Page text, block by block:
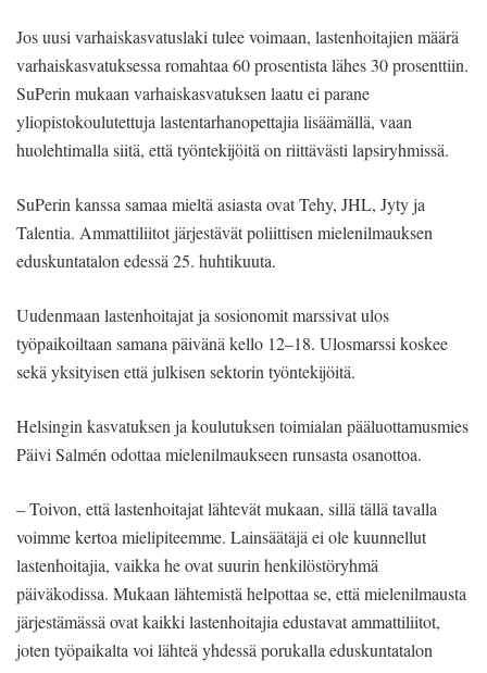
Jos uusi varhaiskasvatuslaki tulee voimaan, lastenhoitajien määrä
varhaiskasvatuksessa romahtaa 60 prosentista lähes 30 prosenttiin.
SuPerin mukaan varhaiskasvatuksen laatu ei parane
yliopistokoulutettuja lastentarhanopettajia lisäämällä, vaan
huolehtimalla siitä, että työntekijöitä on riittävästi lapsiryhmissä.
SuPerin kanssa samaa mieltä asiasta ovat Tehy, JHL, Jyty ja
Talentia. Ammattiliitot järjestävät poliittisen mielenilmauksen
eduskuntatalon edessä 25. huhtikuuta.
Uudenmaan lastenhoitajat ja sosionomit marssivat ulos
työpaikoiltaan samana päivänä kello 12–18. Ulosmarssi koskee
sekä yksityisen että julkisen sektorin työntekijöitä.
Helsingin kasvatuksen ja koulutuksen toimialan pääluottamusmies
Päivi Salmén odottaa mielenilmaukseen runsasta osanottoa.
– Toivon, että lastenhoitajat lähtevät mukaan, sillä tällä tavalla
voimme kertoa mielipiteemme. Lainsäätäjä ei ole kuunnellut
lastenhoitajia, vaikka he ovat suurin henkilöstöryhmä
päiväkodissa. Mukaan lähtemistä helpottaa se, että mielenilmausta
järjestämässä ovat kaikki lastenhoitajia edustavat ammattiliitot,
joten työpaikalta voi lähteä yhdessä porukalla eduskuntatalon